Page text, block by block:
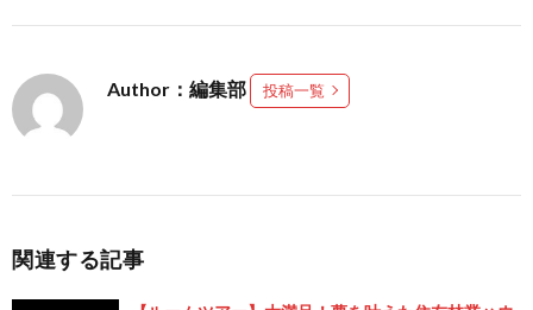
Author：編集部 投稿一覧
関連する記事